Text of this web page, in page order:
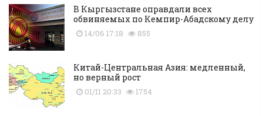
В Кыргызстане оправдали всех
обвиняемых по Кемпир-Абадскому делу
14/06 17:18 855
Китай-Центральная Азия: медленный,
но верный рост
01/11 20:33 1754